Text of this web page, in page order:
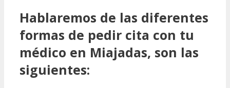
Hablaremos de las diferentes
formas de pedir cita con tu
médico en Miajadas, son las
siguientes: